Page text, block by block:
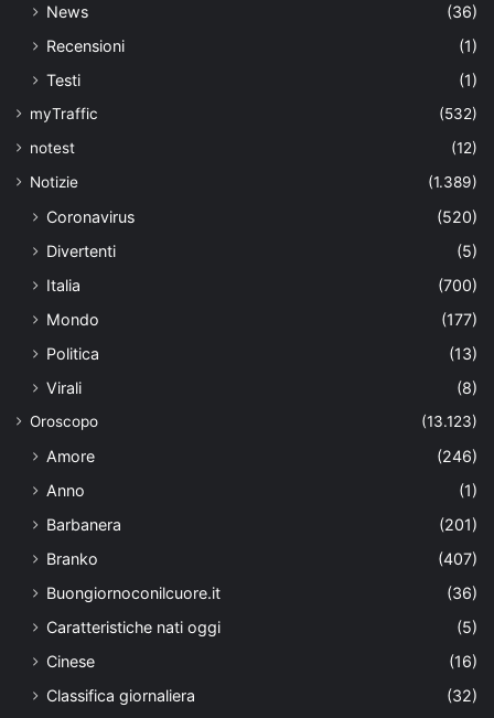
News
(36)
Recensioni
(1)
Testi
(1)
myTraffic
(532)
notest
(12)
Notizie
(1.389)
Coronavirus
(520)
Divertenti
(5)
Italia
(700)
Mondo
(177)
Politica
(13)
Virali
(8)
Oroscopo (13.123)
Amore
(246)
Anno
(1)
Barbanera
(201)
Branko
(407)
Buongiornoconilcuore.it
(36)
Caratteristiche nati oggi
(5)
Cinese
(16)
Classifica giornaliera
(32)